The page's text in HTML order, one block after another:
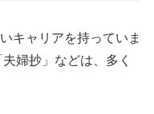
キャリアを持っていま
婦抄」などは、多く